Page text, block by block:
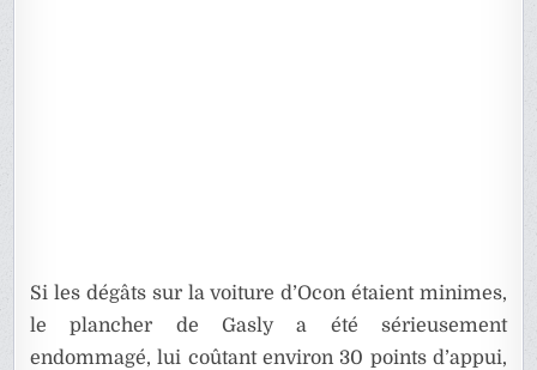
Si les dégâts sur la voiture d’Ocon étaient minimes,
le plancher de Gasly a été sérieusement
endommagé, lui coûtant environ 30 points d’appui,